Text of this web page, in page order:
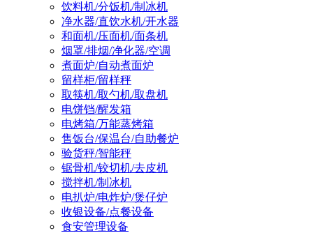
饮料机/分饭机/制冰机
净水器/直饮水机/开水器
和面机/压面机/面条机
烟罩/排烟/净化器/空调
煮面炉/自动煮面炉
留样柜/留样秤
取筷机/取勺机/取盘机
电饼铛/醒发箱
电烤箱/万能蒸烤箱
售饭台/保温台/自助餐炉
验货秤/智能秤
锯骨机/铰切机/去皮机
搅拌机/制冰机
电扒炉/电炸炉/煲仔炉
收银设备/点餐设备
食安管理设备